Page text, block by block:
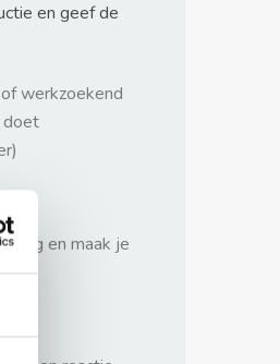
en geef de
werkzoekend
doet
en maak je